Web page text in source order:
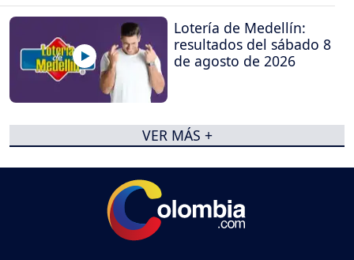
Lotería de Medellín:
resultados del sábado 8
de agosto de 2026
VER MÁS +